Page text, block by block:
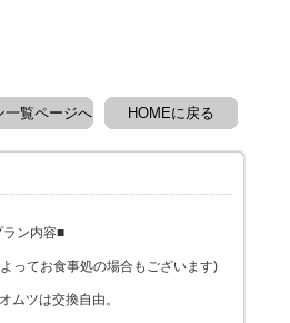
HOMEに戻る
一覧ページへ
ラン内容■
ってお食事処の場合もございます)
ムツは交換自由。